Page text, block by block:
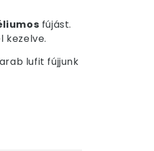
fújást.
kezelve.
lufit fújjunk